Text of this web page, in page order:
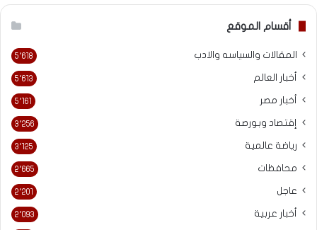
أقسام الموقع
المقالات والسياسه والادب 5٬618
أخبار العالم 5٬613
أخبار مصر 5٬161
إقتصاد وبورصة 3٬256
رياضة عالمية 3٬125
محافظات 2٬665
عاجل 2٬201
أخبار عربية 2٬093